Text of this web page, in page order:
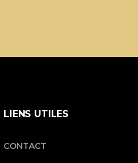
LIENS UTILES
CONTACT